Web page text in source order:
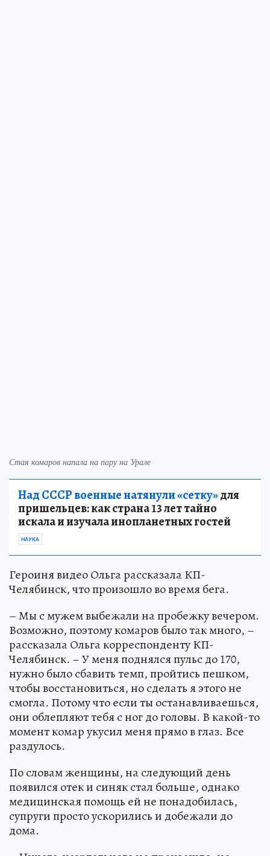
Стая комаров напала на пару на Урале
Над СССР военные натянули «сетку»для
пришельцев: как страна 13 лет тайно
искала и изучала инопланетных гостей
НАУКА
Героиня видео Ольга рассказала КП-
Челябинск, что произошло во время бега.
– Мы с мужем выбежали на пробежку вечером.
Возможно, поэтому комаров было так много, –
рассказала Ольга корреспонденту КП-
Челябинск. – У меня поднялся пульс до 170,
нужно было сбавить темп, пройтись пешком,
чтобы восстановиться, но сделать я этого не
смогла. Потому что если ты останавливаешься,
они облепляют тебя с ног до головы. В какой-то
момент комар укусил меня прямо в глаз. Все
раздулось.
По словам женщины, на следующий день
появился отек и синяк стал больше, однако
медицинская помощь ей не понадобилась,
супруги просто ускорились и добежали до
дома.